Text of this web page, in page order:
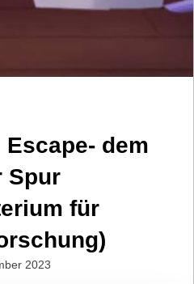
Escape- dem
Spur
für
2023